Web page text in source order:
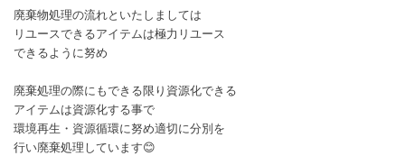
廃棄物処理の流れといたしましては
リユースできるアイテムは極力リユース
できるように努め
廃棄処理の際にもできる限り資源化できる
アイテムは資源化する事で
環境再生・資源循環に努め適切に分別を
行い廃棄処理しています😊